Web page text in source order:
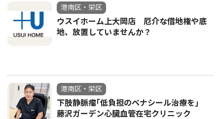
港南区・栄区
ウスイホーム上大岡店 厄介な借地権や底
地、放置していませんか？
港南区・栄区
下肢静脈瘤｢低負担のベナシール治療を｣
藤沢ガーデン心臓血管在宅クリニック